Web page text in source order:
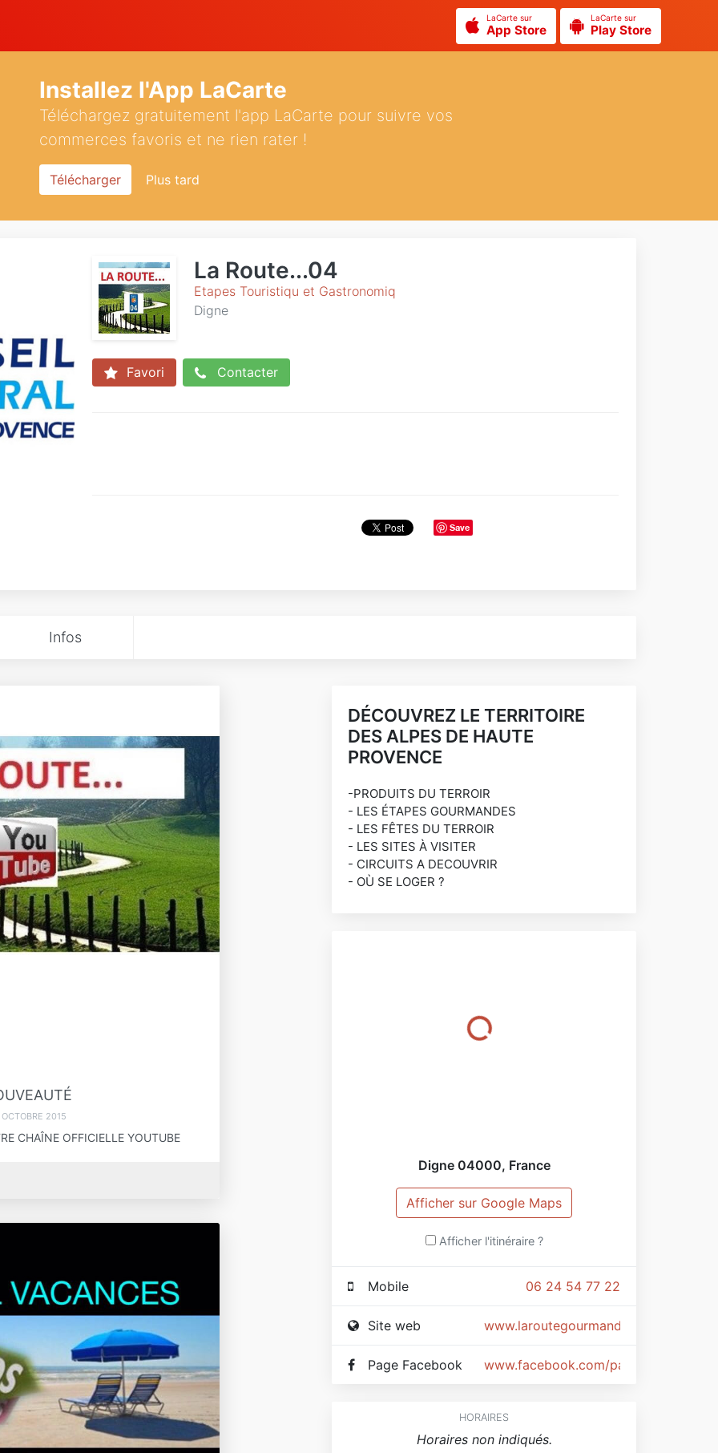
LaCarte sur
App Store
LaCarte sur
Play Store
Installez l'App LaCarte
Téléchargez gratuitement l'app LaCarte pour suivre vos
commerces favoris et ne rien rater !
Télécharger Plus tard
La Route...04
Etapes Touristiqu et Gastronomiq
Digne
Favori Contacter
Save
Infos
2015
CHAÎNE OFFICIELLE YOUTUBE
DÉCOUVREZ LE TERRITOIRE
DES ALPES DE HAUTE
PROVENCE
-PRODUITS DU TERROIR
- LES ÉTAPES GOURMANDES
- LES FÊTES DU TERROIR
- LES SITES À VISITER
- CIRCUITS A DECOUVRIR
- OÙ SE LOGER ?
Digne 04000, France
Afficher sur Google Maps
Afficher l'itinéraire ?
06 24 54 77 22
Mobile
www.laroutegourmande.jimdo.com
Site web
www.facebook.com/pages/La-
Page Facebook
HORAIRES
Horaires non indiqués.